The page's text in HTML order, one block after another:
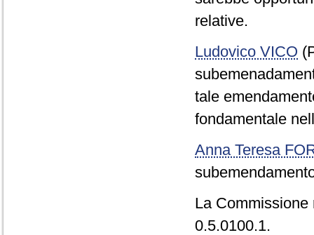
relative.
Ludovico VICO
tale
fondamentale
Anna Teresa
La
0.5.0100.1.